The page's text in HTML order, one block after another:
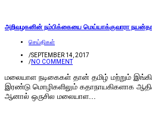
அறிவழகனின் நம்பிக்கையை மெய்யாக்குவாரா
செய்திகள்
/SEPTEMBER 14, 2017
/NO COMMENT
மலையாள நடிகைகள் தான் தமிழ் மற்றும்
இரண்டு மொழிகளிலும் கதாநாயகிகளாக
ஆனால் ஒருசில மலையாள...